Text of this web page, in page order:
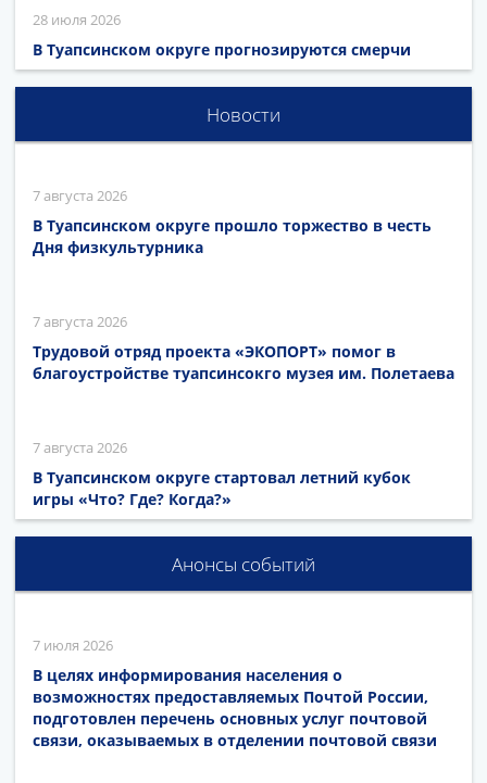
28 июля 2026
В Туапсинском округе прогнозируются смерчи
Новости
7 августа 2026
В Туапсинском округе прошло торжество в честь
Дня физкультурника
7 августа 2026
Трудовой отряд проекта «ЭКОПОРТ» помог в
благоустройстве туапсинсокго музея им. Полетаева
7 августа 2026
В Туапсинском округе стартовал летний кубок
игры «Что? Где? Когда?»
Анонсы событий
7 июля 2026
В целях информирования населения о
возможностях предоставляемых Почтой России,
подготовлен перечень основных услуг почтовой
связи, оказываемых в отделении почтовой связи